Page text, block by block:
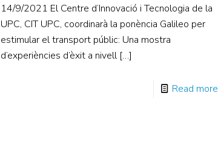
14/9/2021 El Centre d’Innovació i Tecnologia de la
UPC, CIT UPC, coordinarà la ponència Galileo per
estimular el transport públic: Una mostra
d’experiències d’èxit a nivell[…]
Read more